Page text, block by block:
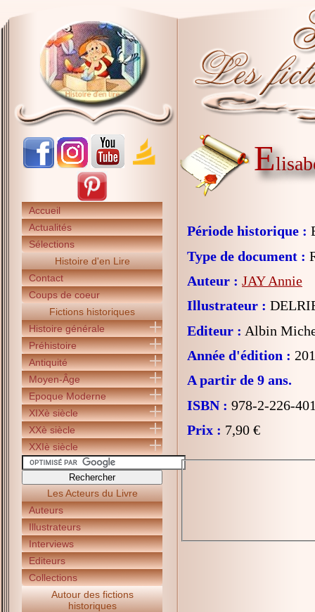
Accueil
Actualités
Sélections
Histoire d'en Lire
Contact
Coups de coeur
Fictions historiques
Histoire générale
Préhistoire
Antiquité
Moyen-Âge
Epoque Moderne
XIXè siècle
XXè siècle
XXIè siècle
Les Acteurs du Livre
Auteurs
Illustrateurs
Interviews
Editeurs
Collections
Autour des fictions
historiques
E
Période historique :
Type de document :
Auteur : JAY Annie
Illustrateur :
Editeur : Albin
Année d'édition :
A partir de 9 ans.
ISBN : 978-2-226-
Prix : 7,90 €